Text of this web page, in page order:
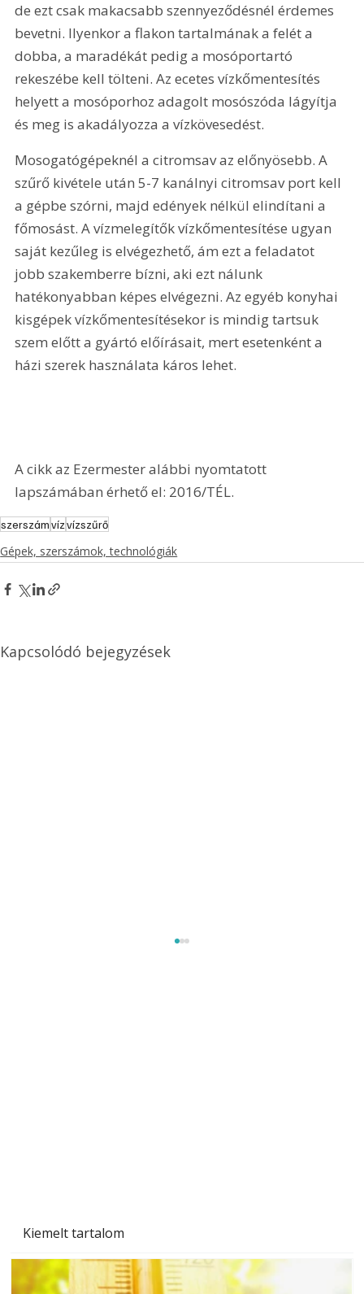
Kiemelt tartalom
de ezt csak makacsabb szennyeződésnél érdemes
bevetni. Ilyenkor a flakon tartalmának a felét a
dobba, a maradékát pedig a mosóportartó
rekeszébe kell tölteni. Az ecetes vízkőmentesítés
helyett a mosóporhoz adagolt mosószóda lágyítja
és meg is akadályozza a vízkövesedést.
Mosogatógépeknél a citromsav az előnyösebb. A
szűrő kivétele után 5-7 kanálnyi citromsav port kell
a gépbe szórni, majd edények nélkül elindítani a
főmosást. A vízmelegítők vízkőmentesítése ugyan
saját kezűleg is elvégezhető, ám ezt a feladatot
jobb szakemberre bízni, aki ezt nálunk
hatékonyabban képes elvégezni. Az egyéb konyhai
kisgépek vízkőmentesítésekor is mindig tartsuk
szem előtt a gyártó előírásait, mert esetenként a
házi szerek használata káros lehet.
A cikk az Ezermester alábbi nyomtatott
lapszámában érhető el: 2016/TÉL.
szerszámvízvízszűrő
Gépek, szerszámok, technológiák
Kapcsolódó bejegyzések